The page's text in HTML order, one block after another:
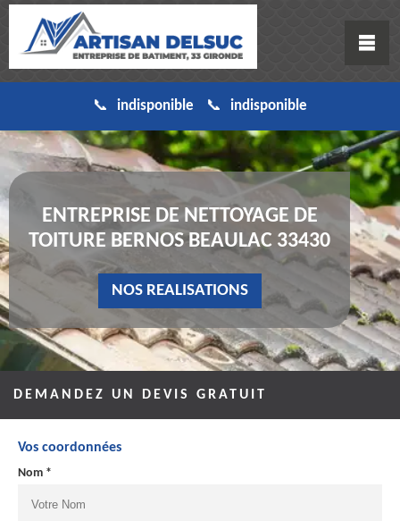
indisponible indisponible
ENTREPRISE DE NETTOYAGE DE
TOITURE BERNOS BEAULAC 33430
NOS REALISATIONS
DEMANDEZ UN DEVIS GRATUIT
Vos coordonnées
Nom *